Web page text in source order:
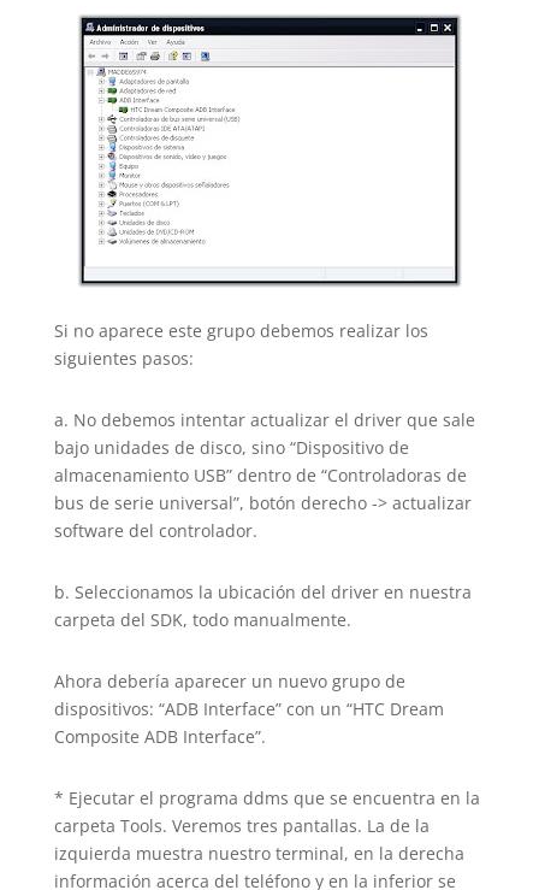
Si no aparece este grupo debemos realizar los
siguientes pasos:
a. No debemos intentar actualizar el driver que sale
bajo unidades de disco, sino “Dispositivo de
almacenamiento USB” dentro de “Controladoras de
bus de serie universal”, botón derecho -> actualizar
software del controlador.
b. Seleccionamos la ubicación del driver en nuestra
carpeta del SDK, todo manualmente.
Ahora debería aparecer un nuevo grupo de
dispositivos: “ADB Interface” con un “HTC Dream
Composite ADB Interface”.
* Ejecutar el programa ddms que se encuentra en la
carpeta Tools. Veremos tres pantallas. La de la
izquierda muestra nuestro terminal, en la derecha
información acerca del teléfono y en la inferior se